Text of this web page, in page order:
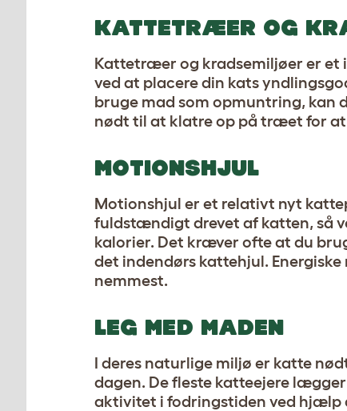
KATTETRÆER OG
Kattetræer og kradsemiljøer er et
ved at placere din kats
bruge mad som opmuntring, kan
nødt til at klatre op på træet for
MOTIONSHJUL
Motionshjul er et relativt nyt
fuldstændigt drevet af katten, så
kalorier. Det kræver ofte at du
det indendørs kattehjul.
nemmest.
LEG MED MADEN
I deres naturlige miljø er katte
dagen. De fleste katteejere
aktivitet i fodringstiden ved hjælp